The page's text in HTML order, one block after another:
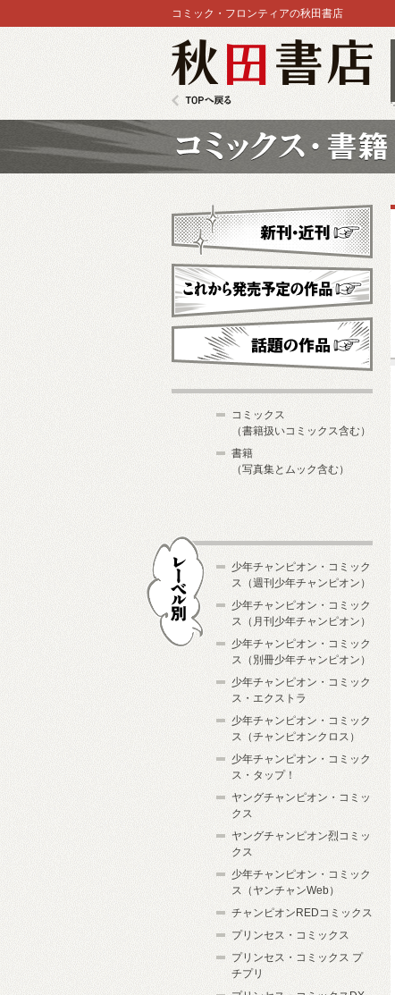
コミック・フロンティアの秋田書店
新刊・近刊
これから発売予定
コミックス
（書籍扱いコミックス含む）
書籍
（写真集とムック含む）
少年チャンピオン・コミック
ス（週刊少年チャンピオン）
少年チャンピオン・コミック
ス（月刊少年チャンピオン）
少年チャンピオン・コミック
ス（別冊少年チャンピオン）
少年チャンピオン・コミック
ス・エクストラ
少年チャンピオン・コミック
ス（チャンピオンクロス）
少年チャンピオン・コミック
ス・タップ！
ヤングチャンピオン・コミッ
クス
ヤングチャンピオン烈コミッ
クス
少年チャンピオン・コミック
ス（ヤンチャンWeb）
チャンピオンREDコミックス
プリンセス・コミックス
プリンセス・コミックス プ
チプリ